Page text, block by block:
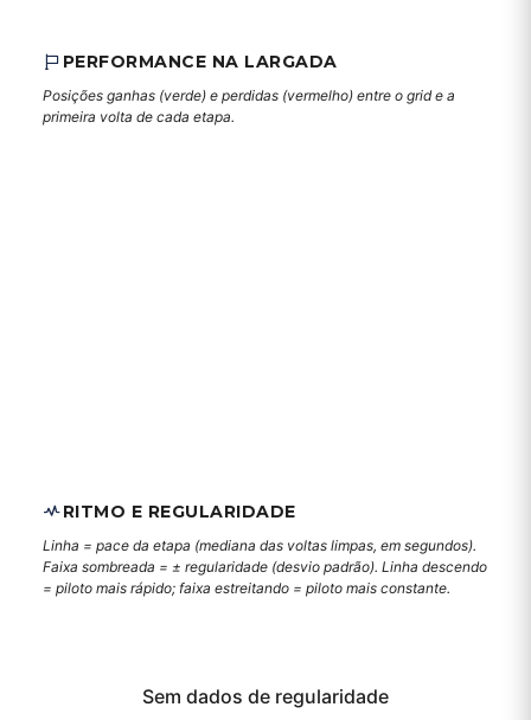
PERFORMANCE NA LARGADA
Posições ganhas (verde) e perdidas (vermelho) entre o grid e a
primeira volta de cada etapa.
RITMO E REGULARIDADE
Linha = pace da etapa (mediana das voltas limpas, em segundos).
Faixa sombreada = ± regularidade (desvio padrão). Linha descendo
= piloto mais rápido; faixa estreitando = piloto mais constante.
Sem dados de regularidade